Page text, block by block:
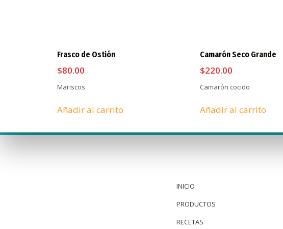
Frasco de Ostión
$80.00
Mariscos
Añadir al carrito
Camarón Seco Grande
$220.00
Camarón cocido
Añadir al carrito
INICIO
PRODUCTOS
RECETAS